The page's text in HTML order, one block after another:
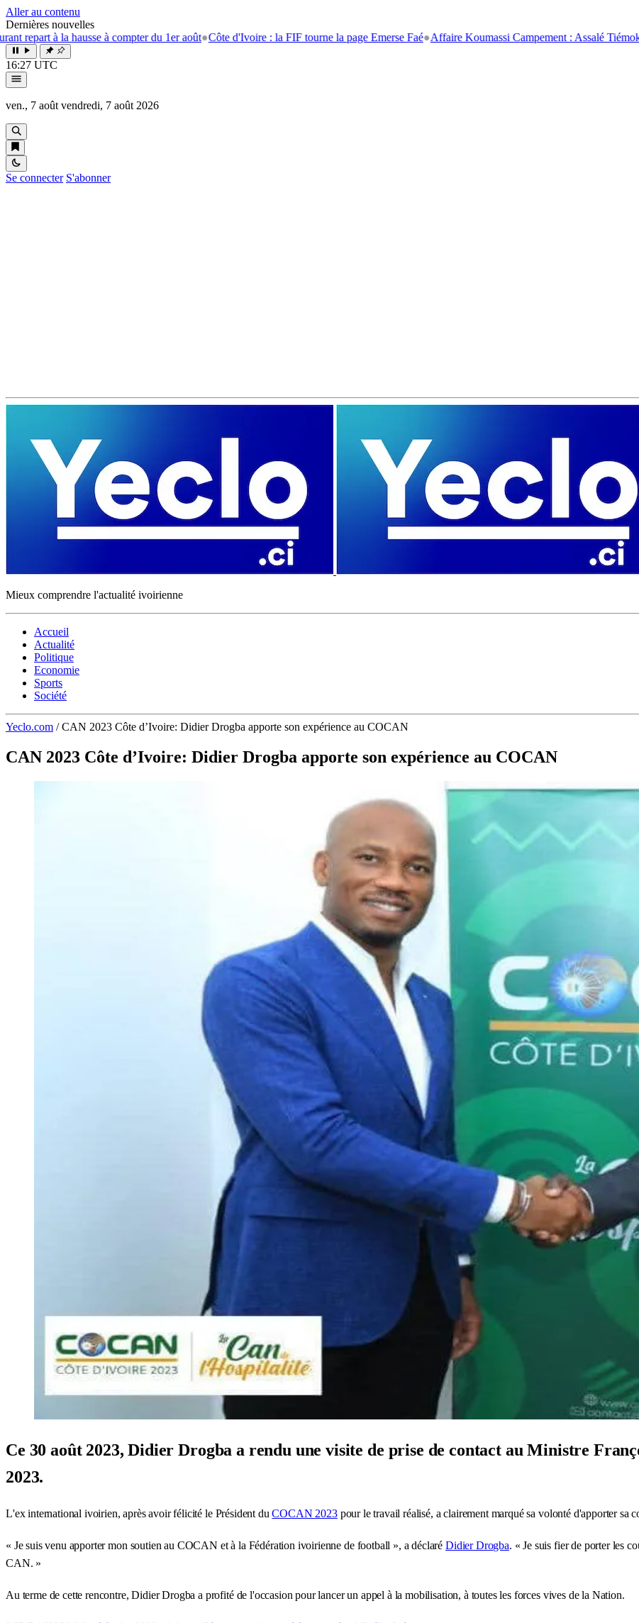
Aller au contenu
Dernières nouvelles
à la hausse à compter du 1er août● Côte d'Ivoire : la FIF tourne la page Emerse Faé●Affaire Koumassi Campement : Assalé Tiémoko et
16:27 UTC
ven., 7 août vendredi, 7 août 2026
Se connecter S'abonner
Mieux comprendre l'actualité ivoirienne
Accueil
Actualité
Politique
Economie
Sports
Société
Yeclo.com / CAN 2023 Côte d’Ivoire: Didier Drogba apporte son expérience au COCAN
CAN 2023 Côte d’Ivoire: Didier Drogba apporte son expérience au COCAN
Ce 30 août 2023, Didier Drogba a rendu une visite de prise de contact au Ministre
2023.
L'ex international ivoirien, après avoir félicité le Président duCOCAN 2023pour le travail réalisé, a clairement marqué sa volonté d'apporter sa
« Je suis venu apporter mon soutien au COCAN et à la Fédération ivoirienne de football », a déclaréDidier Drogba. « Je suis fier de porter les
CAN. »
Au terme de cette rencontre, Didier Drogba a profité de l'occasion pour lancer un appel à la mobilisation, à toutes les forces vives de la Nation.